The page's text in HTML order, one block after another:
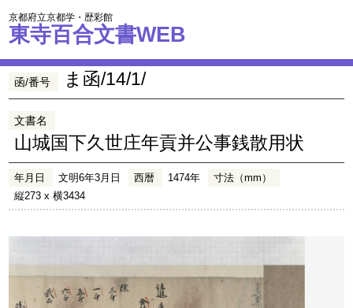
京都府立京都学・歴彩館
東寺百合文書WEB
函/番号 ま函/14/1/
文書名
山城国下久世庄年貢并公事銭散用状
年月日 文明6年3月日 西暦 1474年
寸法（mm）
縦273 x 横3434